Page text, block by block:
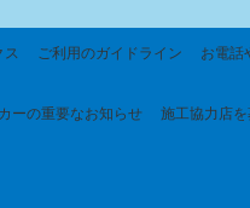
ス ご利用のガイドライン お電話
ーの重要なお知らせ 施工協力店